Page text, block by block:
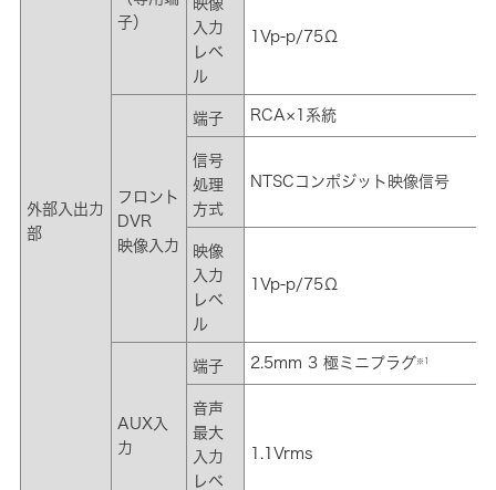
外部入出力
部
子）
映像
入力
レベ
ル
1Vp-p/75Ω
フロント
DVR
映像入力
端子 RCA×1系統
信号
処理
方式
NTSCコンポジット映像信号
映像
入力
レベ
ル
1Vp-p/75Ω
AUX入
力
端子 2.5mm 3 極ミニプラグ※1
音声
最大
入力
レベ
1.1Vrms